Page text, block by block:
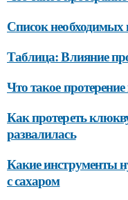
Список необходимых
Таблица: Влияние
Что такое
Как протереть
развалилась
Какие инструменты
с сахаром